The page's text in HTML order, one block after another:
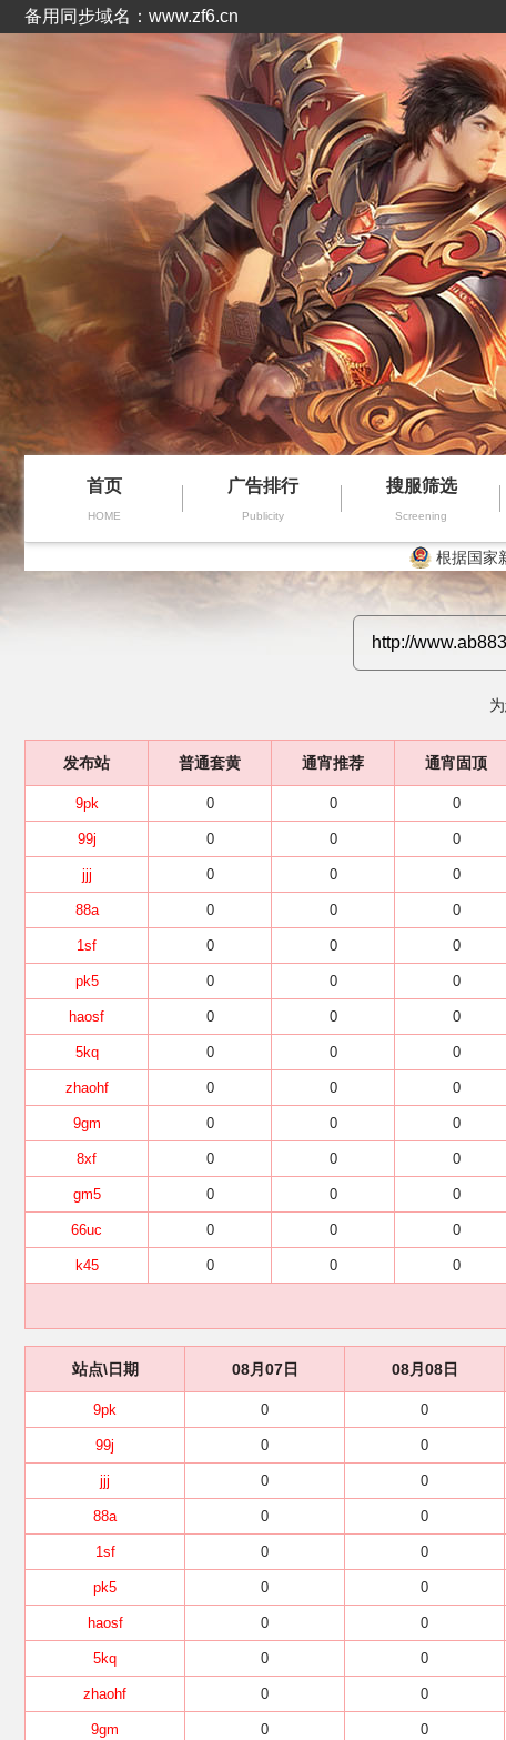
备用同步域名：www.zf6.cn
首页
HOME
广告排行
Publicity
搜服筛选
Screening
根据国家
发布站 普通套黄 通宵推荐 通宵固顶
9pk 0 0 0
99j 0 0 0
jjj 0 0 0
88a 0 0 0
1sf 0 0 0
pk5 0 0 0
haosf 0 0 0
5kq 0 0 0
zhaohf 0 0 0
9gm 0 0 0
8xf 0 0 0
gm5 0 0 0
66uc 0 0 0
k45 0 0 0
站点\日期 08月07日 08月08日
9pk 0 0
99j 0 0
jjj 0 0
88a 0 0
1sf 0 0
pk5 0 0
haosf 0 0
5kq 0 0
zhaohf 0 0
9gm 0 0